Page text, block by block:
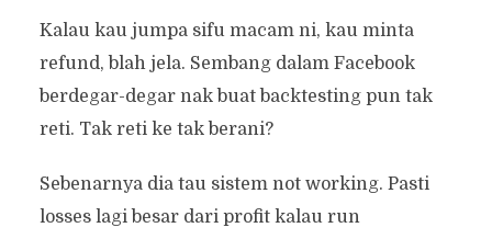
Kalau kau jumpa sifu macam ni, kau minta
refund, blah jela. Sembang dalam Facebook
berdegar-degar nak buat backtesting pun tak
reti. Tak reti ke tak berani?
Sebenarnya dia tau sistem not working. Pasti
losses lagi besar dari profit kalau run